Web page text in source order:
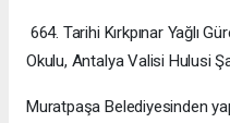
664. Tarihi Kırkpınar Yağlı
Okulu, Antalya Valisi Hulusi
Muratpaşa Belediyesinden